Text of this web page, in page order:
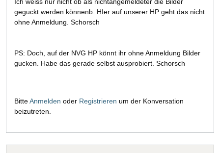
geguckt werden könnenb. HIer auf unserer HP geht das nicht
ohne Anmeldung. Schorsch
PS: Doch, auf der NVG HP könnt ihr ohne Anmeldung Bilder
gucken. Habe das gerade selbst ausprobiert. Schorsch
BitteAnmelden oder Registrieren um der Konversation
beizutreten.